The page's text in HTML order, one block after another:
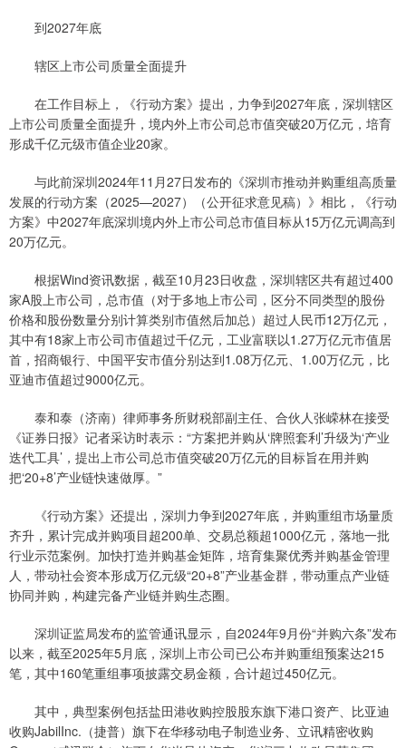
到2027年底
辖区上市公司质量全面提升
在工作目标上，《行动方案》提出，力争到2027年底，深圳辖区
上市公司质量全面提升，境内外上市公司总市值突破20万亿元，培育
形成千亿元级市值企业20家。
与此前深圳2024年11月27日发布的《深圳市推动并购重组高质量
发展的行动方案（2025—2027）（公开征求意见稿）》相比，《行动
方案》中2027年底深圳境内外上市公司总市值目标从15万亿元调高到
20万亿元。
根据Wind资讯数据，截至10月23日收盘，深圳辖区共有超过400
家A股上市公司，总市值（对于多地上市公司，区分不同类型的股份
价格和股份数量分别计算类别市值然后加总）超过人民币12万亿元，
其中有18家上市公司市值超过千亿元，工业富联以1.27万亿元市值居
首，招商银行、中国平安市值分别达到1.08万亿元、1.00万亿元，比
亚迪市值超过9000亿元。
泰和泰（济南）律师事务所财税部副主任、合伙人张嵘林在接受
《证券日报》记者采访时表示：“方案把并购从‘牌照套利’升级为‘产业
迭代工具’，提出上市公司总市值突破20万亿元的目标旨在用并购
把‘20+8’产业链快速做厚。”
《行动方案》还提出，深圳力争到2027年底，并购重组市场量质
齐升，累计完成并购项目超200单、交易总额超1000亿元，落地一批
行业示范案例。加快打造并购基金矩阵，培育集聚优秀并购基金管理
人，带动社会资本形成万亿元级“20+8”产业基金群，带动重点产业链
协同并购，构建完备产业链并购生态圈。
深圳证监局发布的监管通讯显示，自2024年9月份“并购六条”发布
以来，截至2025年5月底，深圳上市公司已公布并购重组预案达215
笔，其中160笔重组事项披露交易金额，合计超过450亿元。
其中，典型案例包括盐田港收购控股股东旗下港口资产、比亚迪
收购JabilInc.（捷普）旗下在华移动电子制造业务、立讯精密收购